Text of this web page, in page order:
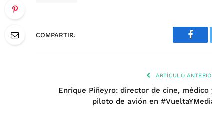
COMPARTIR.
ARTÍCULO
Enrique Piñeyro: director de cine, médico
piloto de avión en